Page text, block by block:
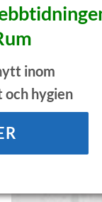
inom
och hygien